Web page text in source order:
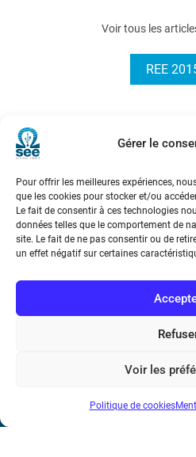
Gérer le
Pour offrir les meilleures expériences,
que les cookies pour stocker et/ou
Le fait de consentir à ces technologies
données telles que le comportement de
site. Le fait de ne pas consentir ou de
un effet négatif sur certaines
Voir les
Politique de cookies
Voir tous les
REE
smart grids en
Société de l’Electricité, de